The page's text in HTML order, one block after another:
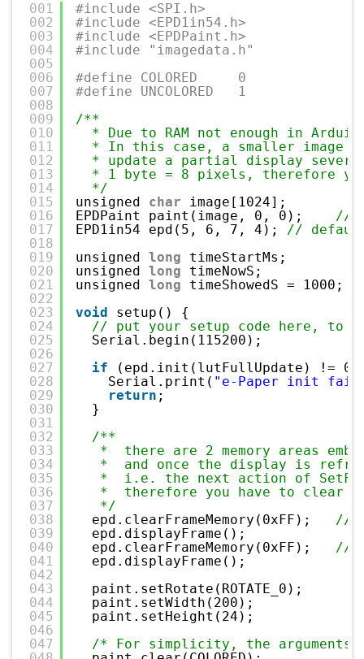
001
002
003
004
005
006
007
008
009
010
011
012
013
014
015
016
017
018
019
020
021
022
023
024
025
026
027
028
029
030
031
032
033
034
035
036
037
038
039
040
041
042
043
044
045
046
047
#include <SPI.h>
#include <EPD1in54.h>
#include <EPDPaint.h>
#include "imagedata.h"
#define COLORED     0
#define UNCOLORED   1
/**
* Due to RAM not enough in
* In this case, a smaller image
* update a partial display
* 1 byte = 8 pixels, therefore
*/
unsigned char
image[1024];
EPDPaint paint(image, 0, 0); //
EPD1in54 epd(5, 6, 7, 4); //
unsigned long
timeStartMs;
unsigned long
timeNowS;
unsigned long
timeShowedS = 1000;
void
setup() {
// put your setup code here, to
Serial.begin(115200);
if
(epd.init(lutFullUpdate) !=
Serial.print( "e-Paper init
return ;
}
/**
*  there are 2 memory areas
*  and once the display is
*  i.e. the next action of
*  therefore you have to clear
*/
epd.clearFrameMemory(0xFF); //
epd.displayFrame();
epd.clearFrameMemory(0xFF); //
epd.displayFrame();
paint.setRotate(ROTATE_0);
paint.setWidth(200);
paint.setHeight(24);
/* For simplicity, the arguments